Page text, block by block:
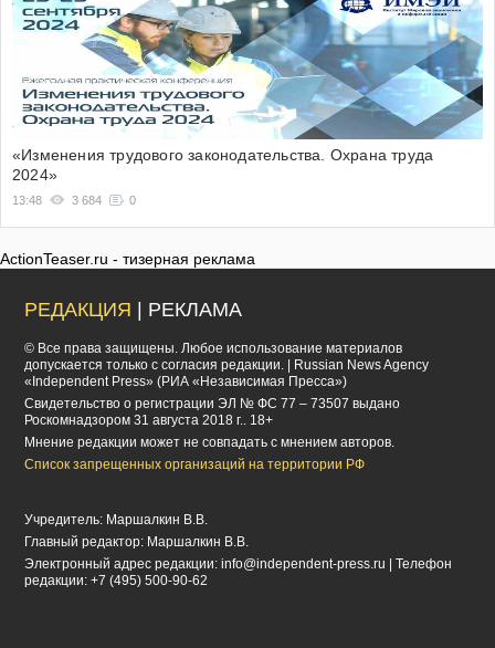
«Изменения трудового законодательства. Охрана труда
2024»
13:48 3 684 0
ActionTeaser.ru - тизерная реклама
РЕДАКЦИЯ | РЕКЛАМА
© Все права защищены. Любое использование материалов
допускается только с согласия редакции. | Russian News Agency
«Independent Press» (РИА «Независимая Пресса»)
Cвидетельство о регистрации ЭЛ № ФС 77 – 73507 выдано
Роскомнадзором 31 августа 2018 г.. 18+
Мнение редакции может не совпадать с мнением авторов.
Список запрещенных организаций на территории РФ
Учредитель: Маршалкин В.В.
Главный редактор: Маршалкин В.В.
Электронный адрес редакции:info@independent-press.ru
| Телефон
редакции: +7 (495) 500-90-62